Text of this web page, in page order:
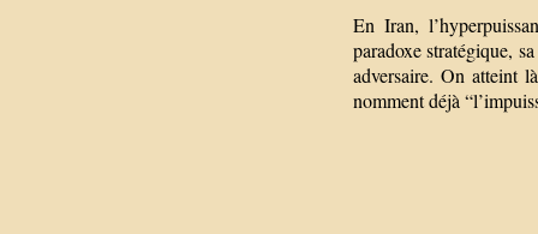
En Iran,
paradoxe stratégique,
adversaire. On atteint
nomment déjà